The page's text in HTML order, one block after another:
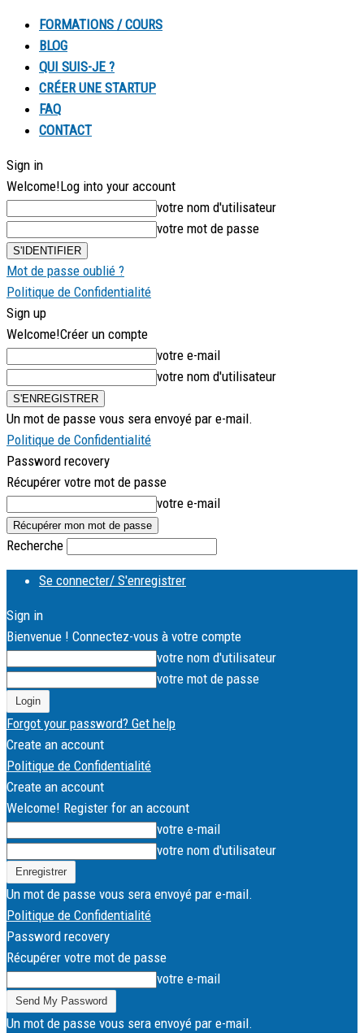
FORMATIONS / COURS
BLOG
QUI SUIS-JE ?
CRÉER UNE STARTUP
FAQ
CONTACT
Sign in
Welcome!Log into your account
votre nom d'utilisateur
votre mot de passe
Mot de passe oublié ?
Politique de Confidentialité
Sign up
Welcome!Créer un compte
votre e-mail
votre nom d'utilisateur
Un mot de passe vous sera envoyé par e-mail.
Politique de Confidentialité
Password recovery
Récupérer votre mot de passe
votre e-mail
Recherche
Se connecter/ S'enregistrer
Sign in
Bienvenue ! Connectez-vous à votre compte
votre nom d'utilisateur
votre mot de passe
Forgot your password? Get help
Create an account
Politique de Confidentialité
Create an account
Welcome! Register for an account
votre e-mail
votre nom d'utilisateur
Un mot de passe vous sera envoyé par e-mail.
Politique de Confidentialité
Password recovery
Récupérer votre mot de passe
votre e-mail
Un mot de passe vous sera envoyé par e-mail.